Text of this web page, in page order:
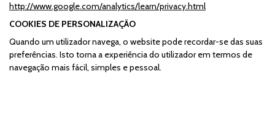
http://www.google.com/analytics/learn/privacy.html
COOKIES DE PERSONALIZAÇÃO
Quando um utilizador navega, o website pode recordar-se das suas
preferências. Isto torna a experiência do utilizador em termos de
navegação mais fácil, simples e pessoal.